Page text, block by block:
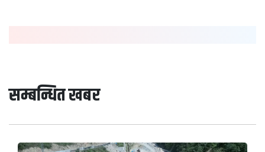
सम्बन्धित खबर